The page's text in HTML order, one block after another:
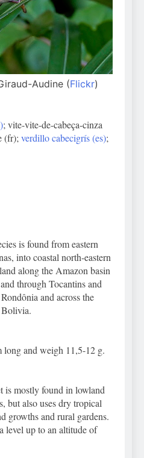
Audine (Flickr)
; vite-vite-de-cabeça-cinza
(fr); verdillo cabecigrís (es);
is found from eastern
into coastal north-eastern
along the Amazon basin
through Tocantins and
and across the
Bolivia.
long and weigh 11,5-12 g.
is mostly found in lowland
but also uses dry tropical
growths and rural gardens.
level up to an altitude of